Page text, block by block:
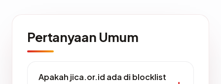
Pertanyaan Umum
Apakah jica.or.id ada di blocklist